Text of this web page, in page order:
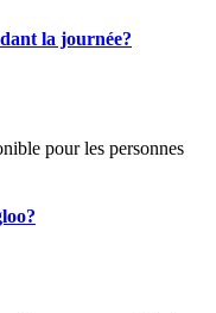
la journée?
pour les personnes